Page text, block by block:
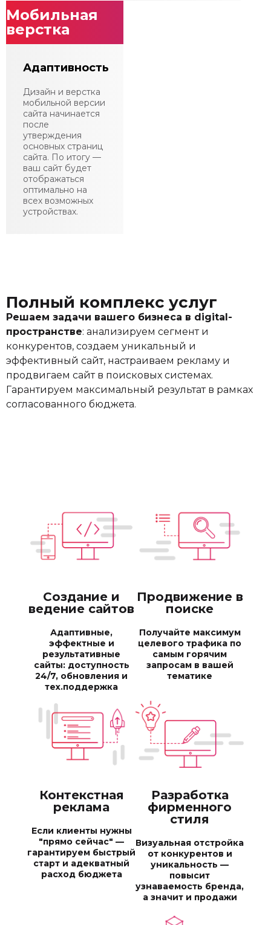
Мобильная
верстка
Адаптивность
Дизайн и верстка
мобильной версии
сайта начинается
после
утверждения
основных страниц
сайта. По итогу —
ваш сайт будет
отображаться
оптимально на
всех возможных
устройствах.
Полный комплекс услуг
Решаем задачи вашего бизнеса в digital-
пространстве: анализируем сегмент и
конкурентов, создаем уникальный и
эффективный сайт, настраиваем рекламу и
продвигаем сайт в поисковых системах.
Гарантируем максимальный результат в рамках
согласованного бюджета.
Создание и
ведение сайтов
Адаптивные,
эффектные и
результативные
сайты: доступность
24/7, обновления и
тех.поддержка
Продвижение в
поиске
Получайте максимум
целевого трафика по
самым горячим
запросам в вашей
тематике
Контекстная
реклама
Если клиенты нужны
"прямо сейчас" —
гарантируем быстрый
старт и адекватный
расход бюджета
Разработка
фирменного
стиля
Визуальная отстройка
от конкурентов и
уникальность —
повысит
узнаваемость бренда,
а значит и продажи